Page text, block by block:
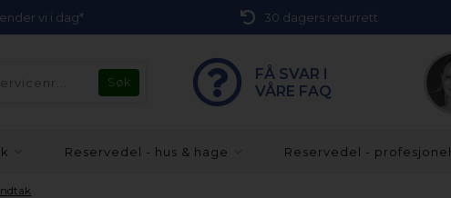
vi i dag* 30 dagers returrett
FÅ SVAR I
VÅRE FAQ
Reservedel - hus & hage Reservedel - profesjonel